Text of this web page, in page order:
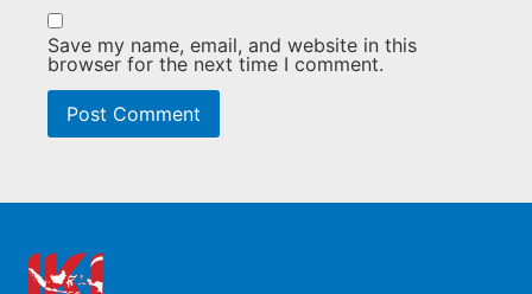
Save my name, email, and website in this
browser for the next time I comment.